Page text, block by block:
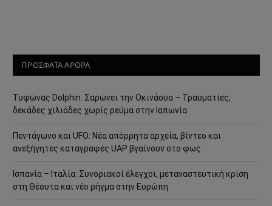
ΠΡΟΣΦΑΤΑ ΑΡΘΡΑ
Τυφώνας Dolphin: Σαρώνει την Οκινάουα – Τραυματίες,
δεκάδες χιλιάδες χωρίς ρεύμα στην Ιαπωνία
Πεντάγωνο και UFO: Νέα απόρρητα αρχεία, βίντεο και
ανεξήγητες καταγραφές UAP βγαίνουν στο φως
Ισπανία – Ιταλία: Συνοριακοί έλεγχοι, μεταναστευτική κρίση
στη Θέουτα και νέο ρήγμα στην Ευρώπη